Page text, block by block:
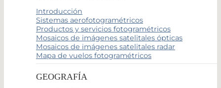
Introducción
Sistemas aerofotogramétricos
Productos y servicios fotogramétricos
Mosaicos de imágenes satelitales ópticas
Mosaicos de imágenes satelitales radar
Mapa de vuelos fotogramétricos
GEOGRAFÍA